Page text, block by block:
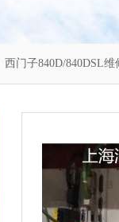
西门子840D/840DSL维